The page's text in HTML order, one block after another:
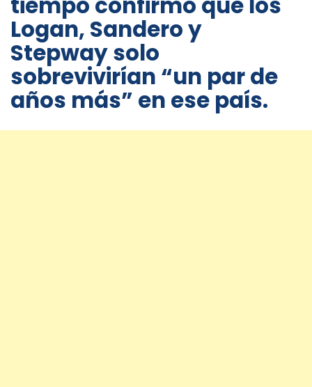
Logan, Sandero y
Stepway solo
sobrevivirían “un par de
años más” en ese país.